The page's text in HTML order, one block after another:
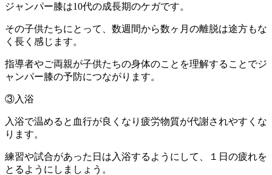
ジャンパー膝は10代の成長期のケガです。
その子供たちにとって、数週間から数ヶ月の離脱は途方もな
く長く感じます。
指導者やご両親が子供たちの身体のことを理解することでジ
ャンパー膝の予防につながります。
③入浴
入浴で温めると血行が良くなり疲労物質が代謝されやすくな
ります。
練習や試合があった日は入浴するようにして、１日の疲れを
とるようにしましょう。